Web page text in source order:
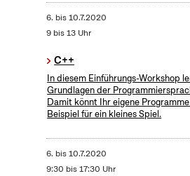
6. bis10.7.2020
9 bis 13 Uhr
C++
In diesem Einführungs-Workshop
Grundlagen der
Damit könnt Ihr eigene
Beispiel für ein kleines Spiel.
6. bis10.7.2020
9:30 bis 17:30 Uhr